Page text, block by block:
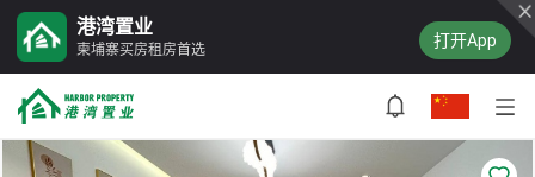
港湾置业
柬埔寨买房租房首选 打开App